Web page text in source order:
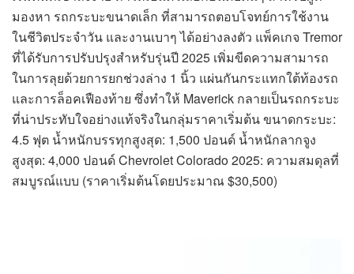
มองหา รถกระบะขนาดเล็ก ที่สามารถตอบโจทย์การใช้งาน
ในชีวิตประจำวัน และงานเบาๆ ได้อย่างลงตัว แพ็คเกจ Tremor
ที่ได้รับการปรับปรุงสำหรับรุ่นปี 2025 เพิ่มขีดความสามารถ
ในการลุยด้วยการยกช่วงล่าง 1 นิ้ว แผ่นกันกระแทกใต้ท้องรถ
และการล็อคเฟืองท้าย ซึ่งทำให้ Maverick กลายเป็นรถกระบะ
ที่น่าประทับใจอย่างแท้จริงในกลุ่มราคาเริ่มต้น ขนาดกระบะ:
4.5 ฟุต น้ำหนักบรรทุกสูงสุด: 1,500 ปอนด์ น้ำหนักลากจูง
สูงสุด: 4,000 ปอนด์ Chevrolet Colorado 2025: ความสมดุลที่
สมบูรณ์แบบ (ราคาเริ่มต้นโดยประมาณ $30,500)